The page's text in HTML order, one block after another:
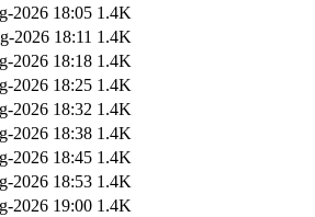
2026 18:05 1.4K
2026 18:11 1.4K
2026 18:18 1.4K
2026 18:25 1.4K
2026 18:32 1.4K
2026 18:38 1.4K
2026 18:45 1.4K
2026 18:53 1.4K
2026 19:00 1.4K